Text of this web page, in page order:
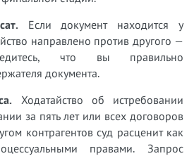
Если документ находится у
направлено против другого —
что вы правильно
документа.
Ходатайство об истребовании
за пять лет или всех договоров
контрагентов суд расценит как
правами. Запрос